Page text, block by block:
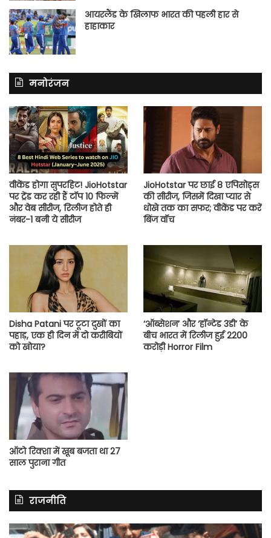
आयरलैंड के खिलाफ भारत की पहली हार से
हाहाकार
मनोरंजन
वीकेंड होगा सुपरहिट! JioHotstar
पर ट्रेंड कर रही हैं टॉप 10 फिल्में
और वेब सीरीज, रिलीज होते ही
नंबर-1 बनी ये सीरीज
JioHotstar पर छाई 8 एपिसोड्स
की सीरीज, जिसमें दिखा प्यार से
धोखे तक का सफर; वीकेंड पर करें
बिंज वॉच
Disha Patani पर टूटा दुखों का
पहाड़, एक ही दिन में दो करीबियों
को खोया?
‘ऑब्सेशन’ और ‘हॉन्टेड 3डी’ के
बीच भारत में रिलीज हुई 2200
करोड़ी Horror Film
ऑटो रिक्शा में खूब बजता था 27
साल पुराना गीत
राजनीति